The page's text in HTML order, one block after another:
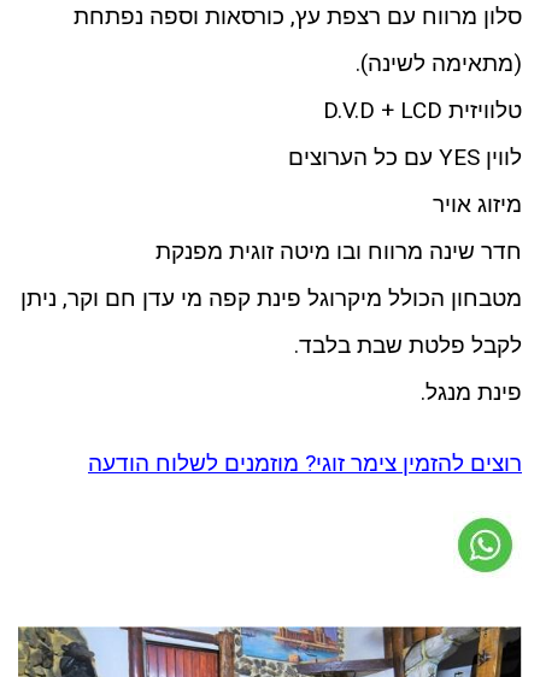
סלון מרווח עם רצפת עץ, כורסאות וספה נפתחת
(מתאימה לשינה).
טלוויזית D.V.D + LCD
לווין YES עם כל הערוצים
מיזוג אויר
חדר שינה מרווח ובו מיטה זוגית מפנקת
מטבחון הכולל מיקרוגל פינת קפה מי עדן חם וקר, ניתן
לקבל פלטת שבת בלבד.
פינת מנגל.
רוצים להזמין צימר זוגי? מוזמנים לשלוח הודעה